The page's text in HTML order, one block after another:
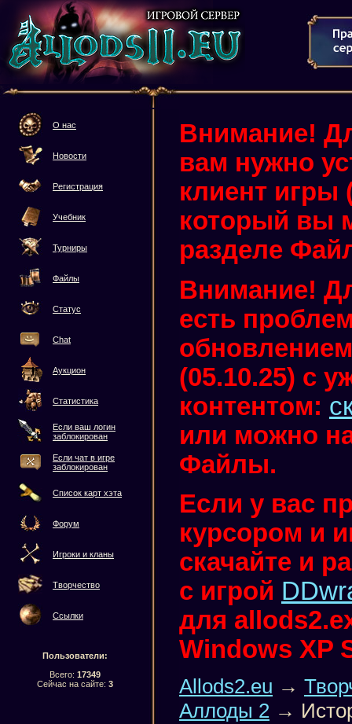
О нас
Новости
Регистрация
Учебник
Турниры
Файлы
Статус
Chat
Аукцион
Статистика
Если ваш логин
заблокирован
Если чат в игре
заблокирован
Список карт хэта
Форум
Игроки и кланы
Творчество
Ссылки
Пользователи:
Всего: 17349
Сейчас на сайте: 3
Внимание!
вам нужно
клиент игры
который вы
разделе
Внимание!
есть
(05.10.25) с
контентом:
или можно
Файлы.
Если у вас
курсором и
скачайте и
с игрой
для
Windows XP
Allods2.eu →
Аллоды 2 →